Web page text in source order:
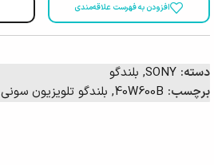
افزودن به فهرست علاقه‌مندی
دسته: SONY
, بلندگو
برچسب: 40W600B
, بلندگو تلویزیون سونی